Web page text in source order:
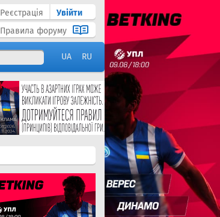
Реєстрація
Увійти
Правила форуму
UA RU